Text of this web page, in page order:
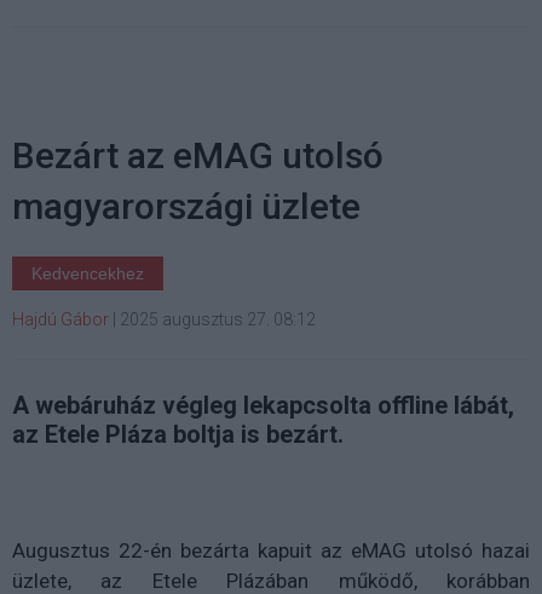
Bezárt az eMAG utolsó
magyarországi üzlete
Kedvencekhez
Hajdú Gábor | 2025 augusztus 27. 08:12
A webáruház végleg lekapcsolta offline lábát,
az Etele Pláza boltja is bezárt.
Augusztus 22-én bezárta kapuit az eMAG utolsó hazai
üzlete, az Etele Plázában működő, korábban